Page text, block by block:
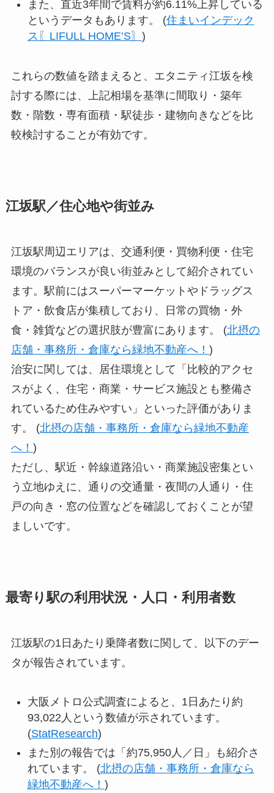
また、直近3年間で賃料が約6.11%上昇している
というデータもあります。 (住まいインデック
ス〖LIFULL HOME’S〗 )
これらの数値を踏まえると、エタニティ江坂を検
討する際には、上記相場を基準に間取り・築年
数・階数・専有面積・駅徒歩・建物向きなどを比
較検討することが有効です。
江坂駅／住心地や街並み
江坂駅周辺エリアは、交通利便・買物利便・住宅
環境のバランスが良い街並みとして紹介されてい
ます。駅前にはスーパーマーケットやドラッグス
トア・飲食店が集積しており、日常の買物・外
食・雑貨などの選択肢が豊富にあります。 (北摂の
店舗・事務所・倉庫なら緑地不動産へ！ )
治安に関しては、居住環境として「比較的アクセ
スがよく、住宅・商業・サービス施設とも整備さ
れているため住みやすい」といった評価がありま
す。 (北摂の店舗・事務所・倉庫なら緑地不動産
へ！ )
ただし、駅近・幹線道路沿い・商業施設密集とい
う立地ゆえに、通りの交通量・夜間の人通り・住
戸の向き・窓の位置などを確認しておくことが望
ましいです。
最寄り駅の利用状況・人口・利用者数
江坂駅の1日あたり乗降者数に関して、以下のデー
タが報告されています。
大阪メトロ公式調査によると、1日あたり約
93,022人という数値が示されています。
(StatResearch)
また別の報告では「約75,950人／日」も紹介さ
れています。 (北摂の店舗・事務所・倉庫なら
緑地不動産へ！ )